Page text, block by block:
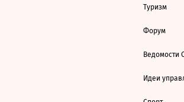
Туризм
Форум
Ведомости
Идеи